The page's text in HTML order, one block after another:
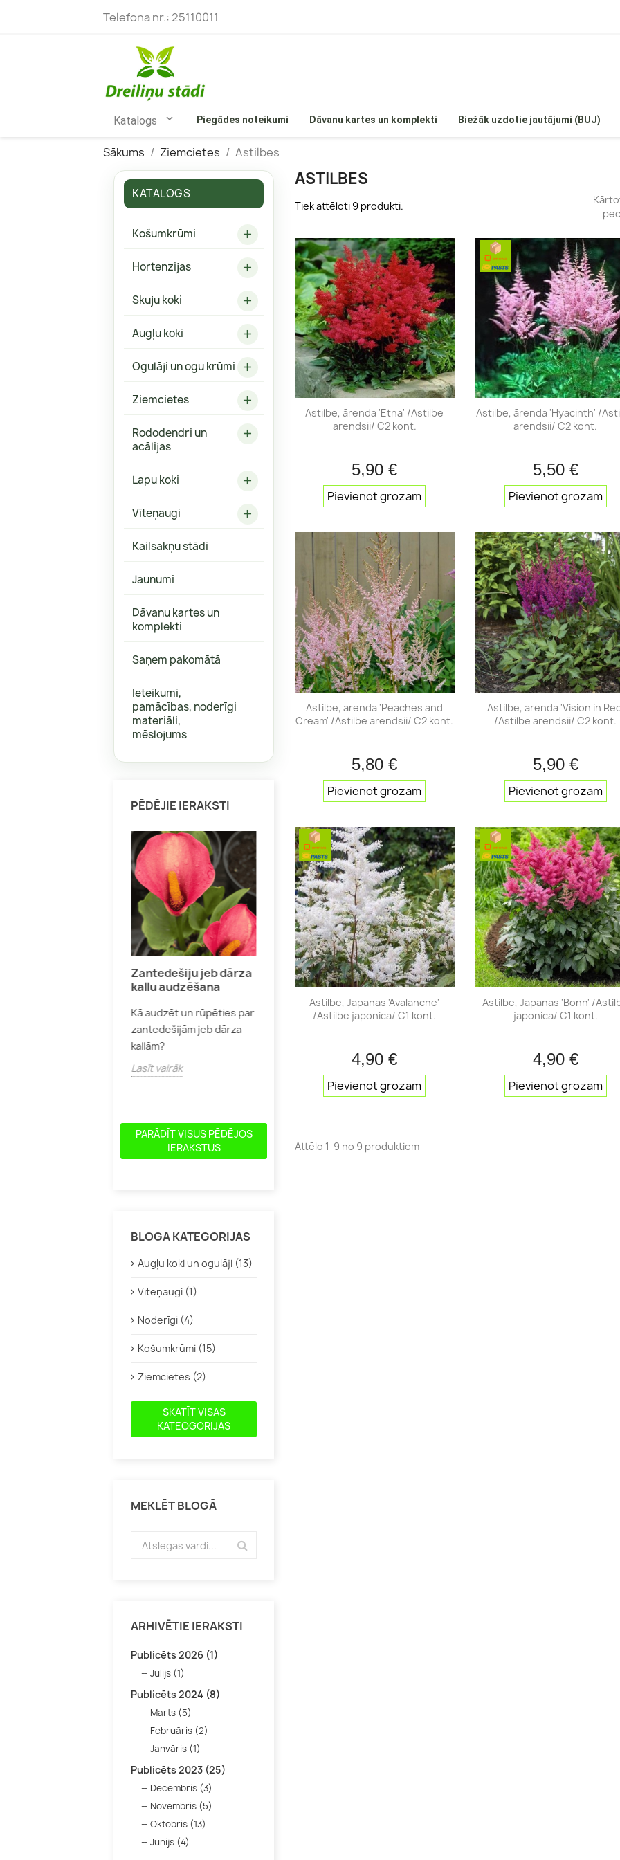
Telefona nr.: 25110011
Katalogs 
Kokveida Hortenzijas
Vīteņhortenzijas
Liellapu hortenzijas
Robainās hortenzijas
Ozollapu hortenzijas
Priedes
Īves
Kadiķi
Tūjas
Citi skuju koki
Astilbes
Bitenes
Graudzāles
Heihēras
Kaķumētras
Salvijas
Citas
Mūžzaļie rododendri
Acālijas
Piegādes noteikumi Dāvanu kartes un komplekti Biežāk uzdotie jautājumi (BUJ)
Sākums Ziemcietes Astilbes
KATALOGS
Košumkrūmi 
Hortenzijas 
Skuju koki 
Augļu koki 
Ogulāji un ogu krūmi 
Ziemcietes 
Rododendri un
acālijas

Lapu koki 
Vīteņaugi 
Kailsakņu stādi
Jaunumi
Dāvanu kartes un
komplekti
Saņem pakomātā
Ieteikumi,
pamācības, noderīgi
materiāli,
mēslojums
PĒDĒJIE IERAKSTI
Zantedešiju jeb dārza
kallu audzēšana
Kā audzēt un rūpēties par
zantedešijām jeb dārza
kallām?
Lasīt vairāk
Skuju koku audzēšana
Kur un kā audzēt dažādus
skujeņus, lai tie dzīvo ilgi
Ceriņu audzēšana
Kur un kā audzēt ceriņus?
Lasīt vairāk
Spireju
Kā pareizi
spirejas?
PARĀDĪT VISUS PĒDĒJOS
IERAKSTUS
BLOGA KATEGORIJAS
Augļu koki un ogulāji (13)
Vīteņaugi (1)
Noderīgi (4)
Košumkrūmi (15)
Ziemcietes (2)
SKATĪT VISAS
KATEOGORIJAS
MEKLĒT BLOGĀ
ARHIVĒTIE IERAKSTI
Publicēts 2026 (1)
Jūlijs (1)
Publicēts 2024 (8)
Marts (5)
Februāris (2)
Janvāris (1)
Publicēts 2023 (25)
Decembris (3)
Novembris (5)
Oktobris (13)
Jūnijs (4)
ASTILBES
Tiek attēloti 9 produkti.
Astilbe, ārenda 'Etna' /Astilbe
arendsii/ C2 kont.
5,90 €
Pievienot grozam
Īss ieskats
Astilbe, ārenda 'Hyacinth' /
arendsii/ C2 kont.
5,50 €
Pievienot grozam
Īss
Astilbe, ārenda 'Peaches and
Cream' /Astilbe arendsii/ C2 kont.
5,80 €
Pievienot grozam
Īss ieskats
Astilbe, ārenda 'Vision in
/Astilbe arendsii/ C2 kont.
5,90 €
Pievienot grozam
Īss
Astilbe, Japānas 'Avalanche'
/Astilbe japonica/ C1 kont.
4,90 €
Pievienot grozam
Īss ieskats
Astilbe, Japānas 'Bonn' /
japonica/ C1 kont.
4,90 €
Pievienot grozam
Īss
Attēlo 1-9 no 9 produktiem